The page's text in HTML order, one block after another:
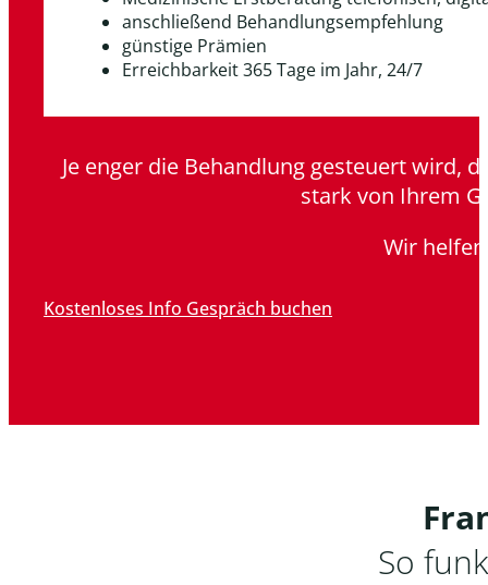
anschließend Behandlungsempfehlung
günstige Prämien
Erreichbarkeit 365 Tage im Jahr, 24/7
Je enger die Behandlung gesteuert wird,
stark von Ihrem
Wir
Kostenloses Info Gespräch buchen
So